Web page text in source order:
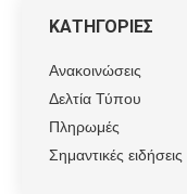
ΚΑΤΗΓΟΡΙΕΣ
Ανακοινώσεις
Δελτία Τύπου
Πληρωμές
Σημαντικές ειδήσεις